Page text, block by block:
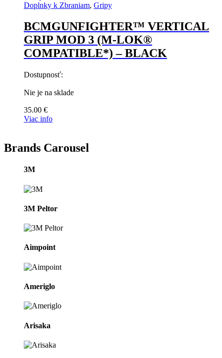
stránke
Doplnky k Zbraniam, Gripy
BCMGUNFIGHTER™ VERTICAL
GRIP MOD 3 (M-LOK®
COMPATIBLE*) – BLACK
Dostupnosť:
Nie je na sklade
35.00 €
Viac info
Brands Carousel
3M
3M Peltor
Aimpoint
Ameriglo
Arisaka